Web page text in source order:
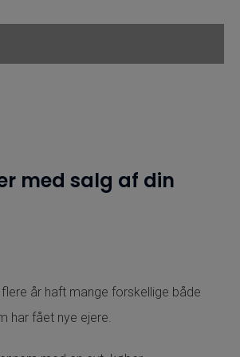
med salg af din
år haft mange forskellige både
har fået nye ejere.